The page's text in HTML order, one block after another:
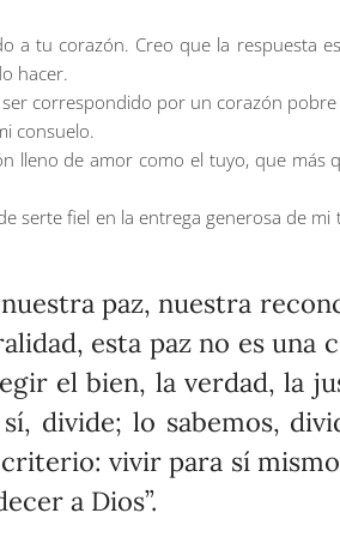
a tu corazón. Creo que la respuesta
hacer.
correspondido por un corazón
consuelo.
lleno de amor como el tuyo, que más
serte fiel en la entrega generosa de mi
paz, nuestra
esta paz no es una
el bien, la verdad, la
divide; lo sabemos,
vivir para sí
a Dios”.